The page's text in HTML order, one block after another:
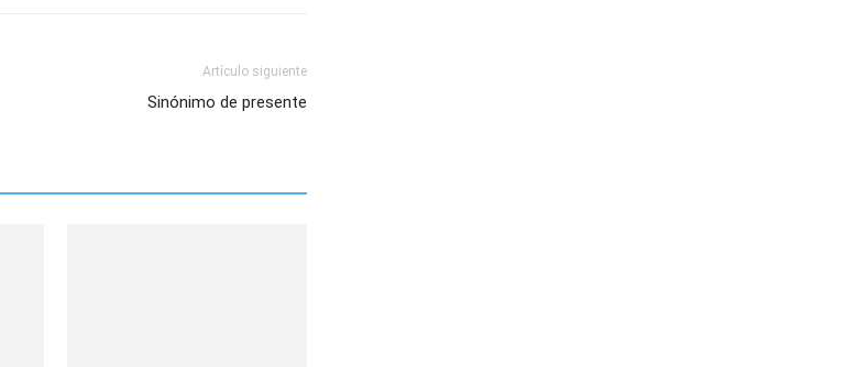
Artículo siguiente
Sinónimo de presente